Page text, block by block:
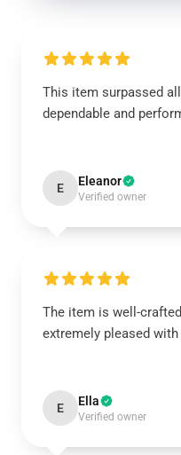
This item surpassed
dependable and
E Eleanor
Verified owner
The item is well-
extremely pleased
E Ella
Verified owner